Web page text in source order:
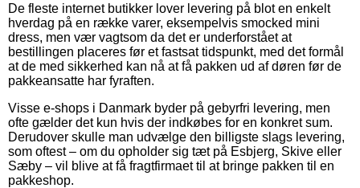
De fleste internet butikker lover levering på blot en enkelt
hverdag på en række varer, eksempelvis smocked mini
dress, men vær vagtsom da det er underforstået at
bestillingen placeres før et fastsat tidspunkt, med det formål
at de med sikkerhed kan nå at få pakken ud af døren før de
pakkeansatte har fyraften.
Visse e-shops i Danmark byder på gebyrfri levering, men
ofte gælder det kun hvis der indkøbes for en konkret sum.
Derudover skulle man udvælge den billigste slags levering,
som oftest – om du opholder sig tæt på Esbjerg, Skive eller
Sæby – vil blive at få fragtfirmaet til at bringe pakken til en
pakkeshop.